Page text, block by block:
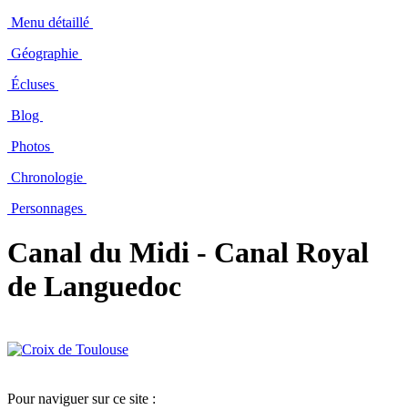
Menu détaillé
Géographie
Écluses
Blog
Photos
Chronologie
Personnages
Canal du Midi - Canal Royal
de Languedoc
Pour naviguer sur ce site :